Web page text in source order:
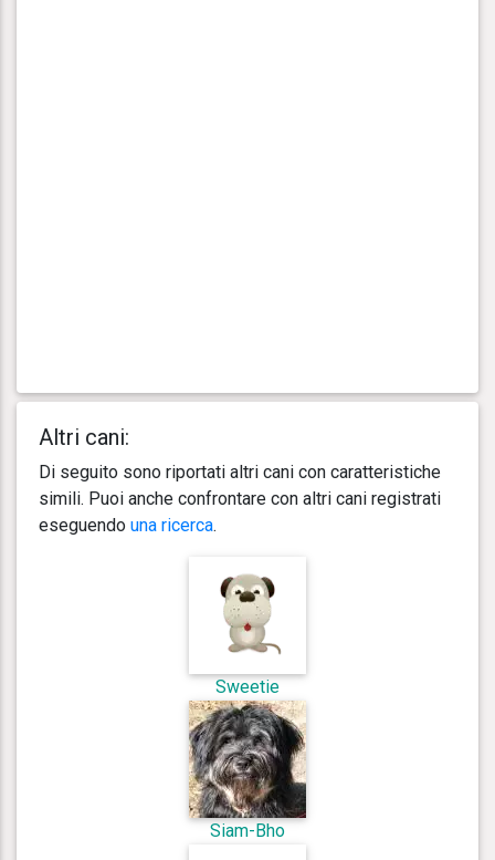
Altri cani:
Di seguito sono riportati altri cani con caratteristiche
simili. Puoi anche confrontare con altri cani registrati
eseguendo una ricerca.
Sweetie
Siam-Bho